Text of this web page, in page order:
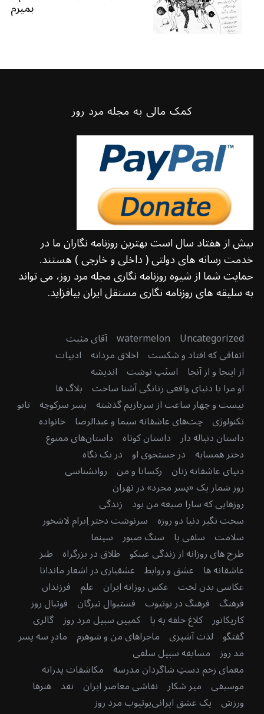
بمیرم
کمک مالی به مجله مرد روز
بیش از هفتاد سال است بهترین روزنامه نگاران ما در
خدمت رسانه های دولتی ( داخلی و خارجی ) هستند.
حمایت شما از شیوه روزنامه نگاری مجله مرد روز، می تواند
به سلیقه های روزنامه نگاری مستقل ایران بیافزاید.
Uncategorized
watermelon آقای مثبت
اتفاقی که افتاد و شکست اخلاق مردانه ادبیات
از اینجا و از آنجا اسنَپ نوشت اندیشه
او مرا با دنیای واقعی زنانگی آشنا ساخت بلاگ ها
بیست و چهار ساعت از سربازیم گذشته پسر سرکوچه تابو
تکنولوژی چت‌های عاشقانه سیما و عبدالرضا خانواده
داستان دنباله دار داستان کوتاه داستان‌های ممنوع
دختر همسایه در جستجوی او در یک نگاه
دنیای عاشقانه زنان رکسانا و من روانشناسی
روز شمار یک «پسر مجرد» در تهران
روزهایی که سارا صیغه من بود زندگی
سخت نگیر دنیا دو روزه سرنوشت دختر اِبرام لاشخور
سلامت سلفی پا سنگ صبور سینما
طرح های روزانه از زندگی عینکو طلاق در بزرگراه طنز
عاشقانه ها عشق و روابط عشقبازی در اشعار ماندانا
عکاسی بدن لخت عکس روزانه ایران علم فرزندان
فرهنگ فرهنگ در یوتیوب فستیوال تیرگان فوتبال روز
کاریکاتور کلاغ حلقه به پا کمپین سبیل مرد روز گالری
گفتگو لذت آشپزی ماجراهای من و شوهرم مادرِ سه پسر
مد روز مسابقه سبیل سلفی
معمای زخم دستِ شاگردان مدرسه مکاشفات پدرانه
موسیقی میر شکار نقاشی معاصر ایران نقد هنرها
ورزش یک عشق ایرانییوتیوب مرد روز
: